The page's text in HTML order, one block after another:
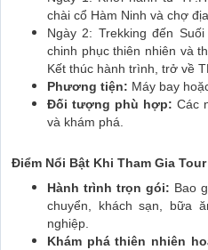
chài cổ Hàm Ninh và chợ
Ngày 2: Trekking đến
chinh phục thiên nhiên và
Kết thúc hành trình, trở về
Phương tiện: Máy bay
Đối tượng phù hợp: Các
và khám phá.
Điểm Nổi Bật Khi Tham Gia
Hành trình trọn gói: Bao
chuyển, khách sạn, bữa
nghiệp.
Khám phá thiên nhiên